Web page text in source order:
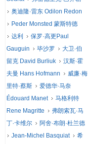
奥迪隆·雷东 Odilon Redon
Peder Monsted 蒙斯特德
达利
保罗·高更Paul
Gauguin
毕沙罗
大卫·伯
留克 David Burliuk
汉斯·霍
夫曼 Hans Hofmann
威廉·梅
里特·蔡斯
爱德华·马奈
Édouard Manet
马格利特
Rene Magritte
弗朗索瓦·马
丁·卡维尔
阿舍·布朗·杜兰德
Jean-Michel Basquiat
希